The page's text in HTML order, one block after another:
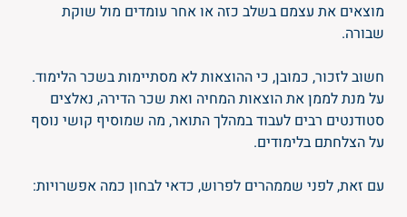
מוצאים את עצמם בשלב כזה או אחר עומדים מול שוקת
שבורה.
חשוב לזכור, כמובן, כי ההוצאות לא מסתיימות בשכר הלימוד.
על מנת לממן את הוצאות המחיה ואת שכר הדירה, נאלצים
סטודנטים רבים לעבוד במהלך התואר, מה שמוסיף קושי נוסף
על הצלחתם בלימודים.
עם זאת, לפני שממהרים לפרוש, כדאי לבחון כמה אפשרויות: